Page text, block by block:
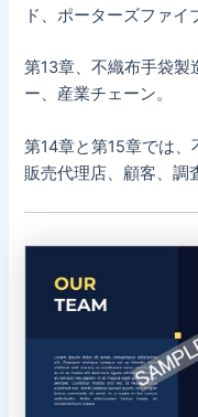
ド、ポーターズファイ
第13章、不織布手袋製
ー、産業チェーン。
第14章と第15章では、
販売代理店、顧客、調